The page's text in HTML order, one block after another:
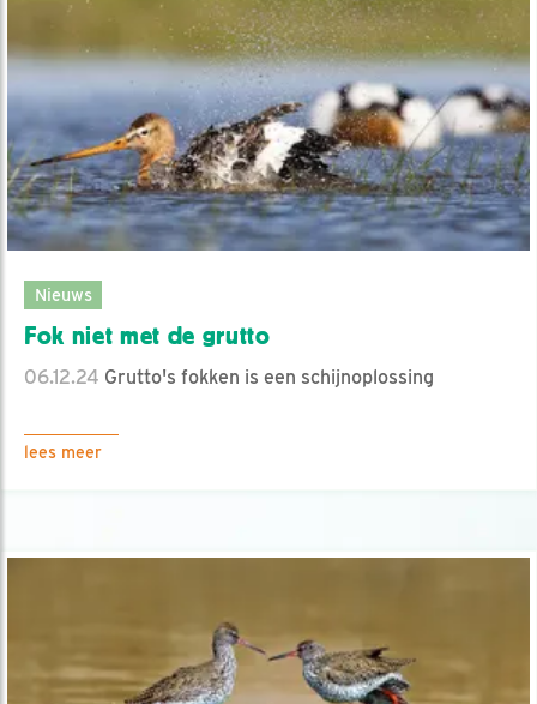
Nieuws
Fok niet met de grutto
06.12.24 Grutto's fokken is een schijnoplossing
lees meer